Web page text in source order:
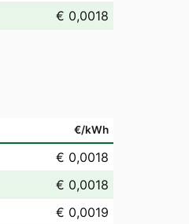
€ 0,0018
€/kWh
€ 0,0018
€ 0,0018
€ 0,0019